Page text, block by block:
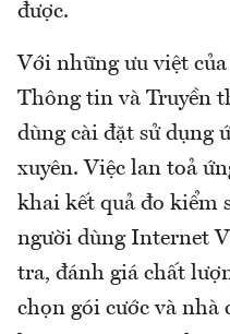
được.
Với những ưu việt
Thông tin và Truyền
dùng cài đặt sử dụng
xuyên. Việc lan toả
khai kết quả đo kiểm
người dùng Internet
tra, đánh giá chất
chọn gói cước và nhà